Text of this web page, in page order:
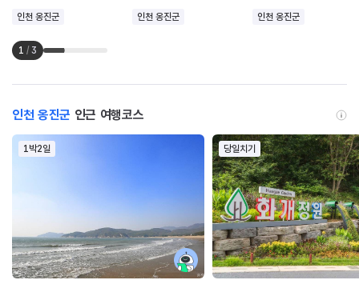
인천 옹진군 인천 옹진군 인천 옹진군
1 / 3
인천 옹진군 인근 여행코스
1박2일 당일치기